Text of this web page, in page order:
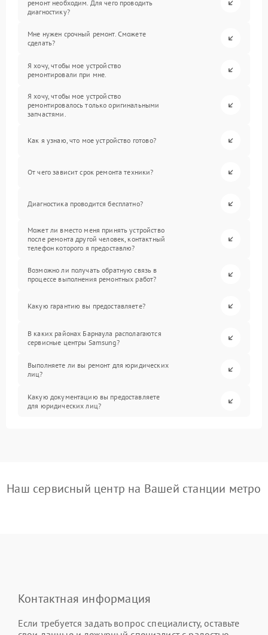
ремонт необходим. Для чего проводить
диагностику?
Мне нужен срочный ремонт. Сможете
сделать?
Я хочу, чтобы мое устройство
ремонтировали при мне.
Я хочу, чтобы мое устройство
ремонтировалось только оригинальными
запчастями.
Как я узнаю, что мое устройство готово?
От чего зависит срок ремонта техники?
Диагностика проводится бесплатно?
Может ли вместо меня принять устройство
после ремонта другой человек, контактный
телефон которого я предоставлю?
Возможно ли получать обратную связь в
процессе выполнения ремонтных работ?
Какую гарантию вы предоставляете?
В каких районах Барнаула располагаются
сервисные центры Samsung?
Выполняете ли вы ремонт для юридических
лиц?
Какую документацию вы предоставляете
для юридических лиц?
Наш сервисный центр на Вашей станции метро
Контактная информация
Если требуется задать вопрос специалисту, оставьте